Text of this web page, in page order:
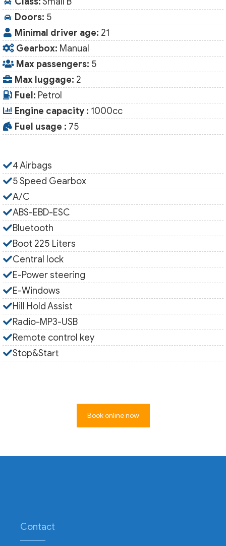
Doors: 5
Minimal driver age: 21
Gearbox: Manual
Max passengers: 5
Max luggage: 2
Fuel: Petrol
Engine capacity : 1000cc
Fuel usage : 75
4 Airbags
5 Speed Gearbox
A/C
ABS-EBD-ESC
Bluetooth
Boot 225 Liters
Central lock
E-Power steering
E-Windows
Hill Hold Assist
Radio-MP3-USB
Remote control key
Stop&Start
Book online now
Contact